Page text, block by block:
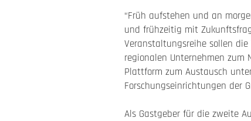
“Früh aufstehen und an
und frühzeitig mit
Veranstaltungsreihe sollen
regionalen Unternehmen
Plattform zum Austausch
Forschungseinrichtungen der
Als Gastgeber für die zweite